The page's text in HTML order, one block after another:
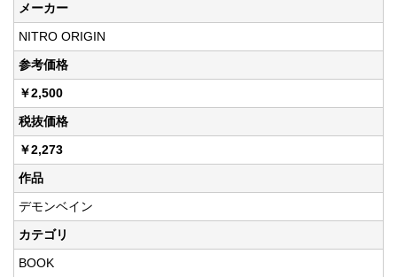
メーカー
NITRO ORIGIN
参考価格
￥2,500
税抜価格
￥2,273
作品
デモンベイン
カテゴリ
BOOK